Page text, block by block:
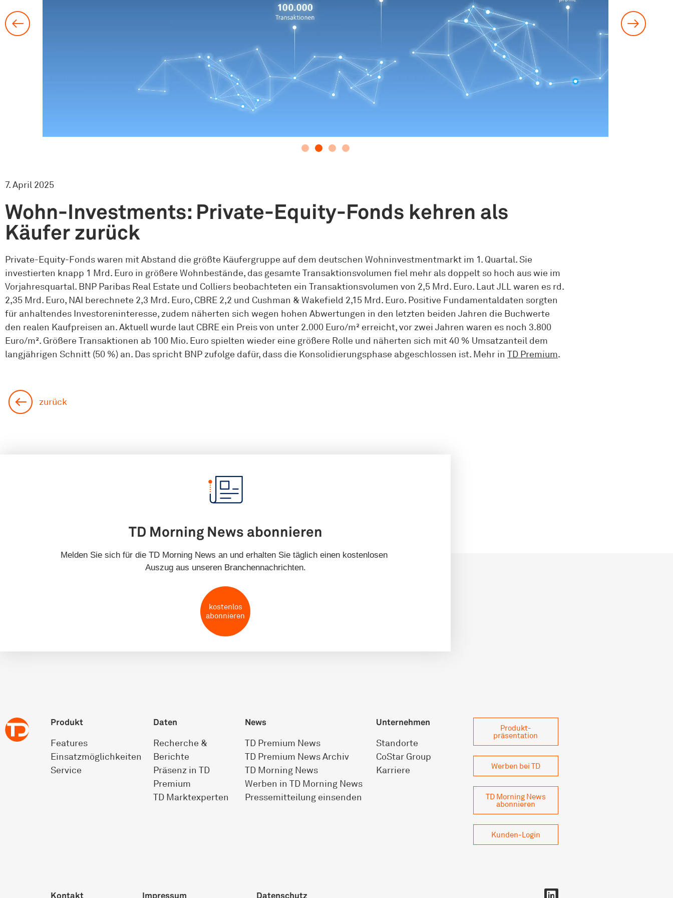
7. April 2025
Wohn-Investments: Private-Equity-Fonds kehren als
Käufer zurück
Private-Equity-Fonds waren mit Abstand die größte Käufergruppe auf dem deutschen Wohninvestmentmarkt im 1. Quartal. Sie
investierten knapp 1 Mrd. Euro in größere Wohnbestände, das gesamte Transaktionsvolumen fiel mehr als doppelt so hoch aus wie im
Vorjahresquartal. BNP Paribas Real Estate und Colliers beobachteten ein Transaktionsvolumen von 2,5 Mrd. Euro. Laut JLL waren es rd.
2,35 Mrd. Euro, NAI berechnete 2,3 Mrd. Euro, CBRE 2,2 und Cushman & Wakefield 2,15 Mrd. Euro. Positive Fundamentaldaten sorgten
für anhaltendes Investoreninteresse, zudem näherten sich wegen hohen Abwertungen in den letzten beiden Jahren die Buchwerte
den realen Kaufpreisen an. Aktuell wurde laut CBRE ein Preis von unter 2.000 Euro/m² erreicht, vor zwei Jahren waren es noch 3.800
Euro/m². Größere Transaktionen ab 100 Mio. Euro spielten wieder eine größere Rolle und näherten sich mit 40 % Umsatzanteil dem
langjährigen Schnitt (50 %) an. Das spricht BNP zufolge dafür, dass die Konsolidierungsphase abgeschlossen ist. Mehr in TD Premium.
zurück
TD Morning News abonnieren
Melden Sie sich für die TD Morning News an und erhalten Sie täglich einen kostenlosen
Auszug aus unseren Branchennachrichten.
kostenlos
abonnieren
Produkt
Features
Einsatz­möglichkeiten
Service
Daten
Recherche &
Berichte
Präsenz in TD
Premium
TD Marktexperten
News
TD Premium News
TD Premium News Archiv
TD Morning News
Werben in TD Morning News
Pressemitteilung einsenden
Unternehmen
Standorte
CoStar Group
Karriere
Produkt­
präsentation
Werben bei TD
TD Morning News
abonnieren
Kunden-Login
Kontakt Impressum Datenschutz